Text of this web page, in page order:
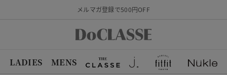
メルマガ登録で500円OFF
LADIES MENS